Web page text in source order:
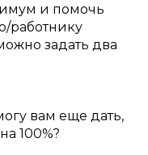
и помочь
работнику
задать два
вам еще дать,
100%?